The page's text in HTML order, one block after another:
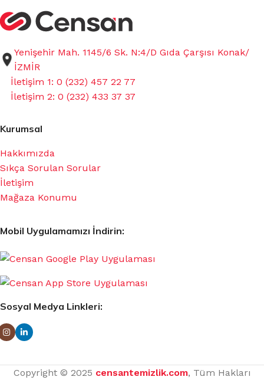
Yenişehir Mah. 1145/6 Sk. N:4/D Gıda Çarşısı Konak/
İZMİR
İletişim 1: 0 (232) 457 22 77
İletişim 2: 0 (232) 433 37 37
Kurumsal
Hakkımızda
Sıkça Sorulan Sorular
İletişim
Mağaza Konumu
Mobil Uygulamamızı İndirin:
Sosyal Medya Linkleri:
Copyright © 2025 censantemizlik.com, Tüm Hakları